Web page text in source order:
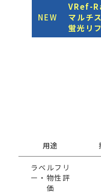
NEW
VRef-
マルチ
蛍光リ
用途
ラベルフリ
ー・物性評
価